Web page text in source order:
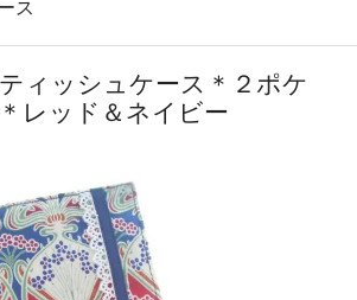
ス
ィッシュケース＊２ポケ
レッド＆ネイビー